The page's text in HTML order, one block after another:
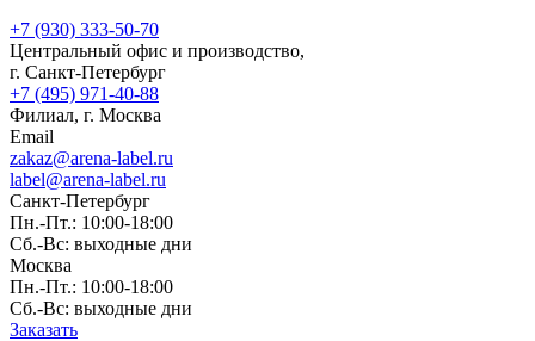
+7 (930) 333-50-70
Центральный офис и производство,
г. Санкт-Петербург
+7 (495) 971-40-88
Филиал, г. Москва
Email
zakaz@arena-label.ru
label@arena-label.ru
Санкт-Петербург
Пн.-Пт.: 10:00-18:00
Сб.-Вс: выходные дни
Москва
Пн.-Пт.: 10:00-18:00
Сб.-Вс: выходные дни
Заказать